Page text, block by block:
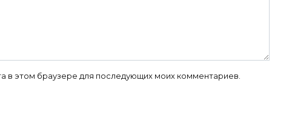
в этом браузере для последующих моих комментариев.